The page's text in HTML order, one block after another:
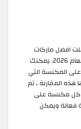
افضل ماركات
المكانس الكهربائية من باناسونيك وهيتاشي لعام 2026. يمكنك
المكنسة التي
المقارنة ، تم
كل مكنسة على
فعالة ويمكن